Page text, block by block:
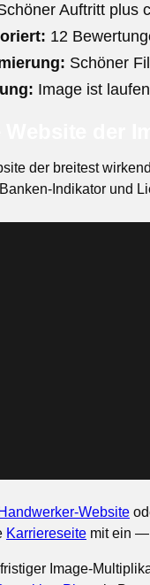
Auftritt plus
12
Schöner
Image ist
der breitest
Indikator und
Handwerker-Website
Karriereseite mit ein —
Image-